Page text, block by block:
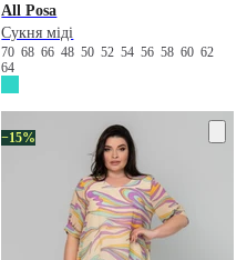
All Posa
Сукня міді
7068664850525456586062
64
−15%